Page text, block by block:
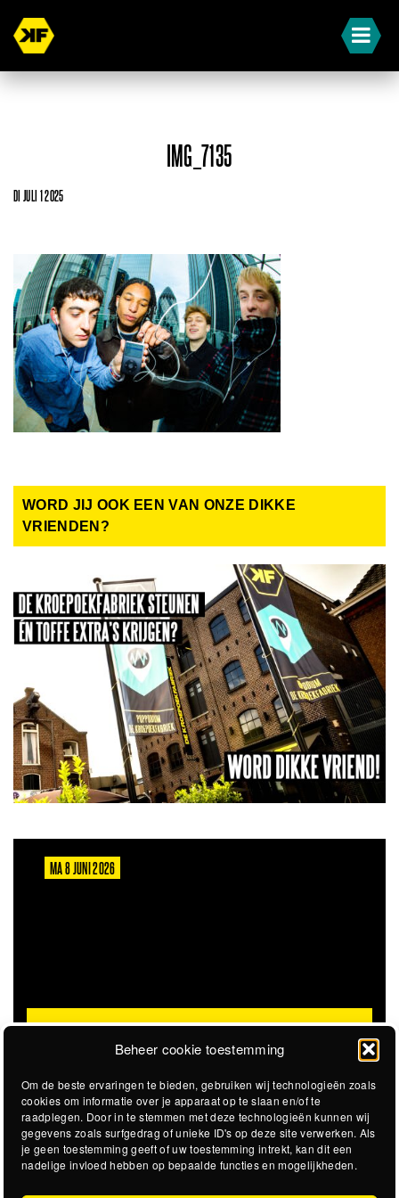
Beheer cookie toestemming
Om de beste ervaringen te bieden, gebruiken wij technologieën zoals
cookies om informatie over je apparaat op te slaan en/of te
raadplegen. Door in te stemmen met deze technologieën kunnen wij
gegevens zoals surfgedrag of unieke ID's op deze site verwerken. Als
je geen toestemming geeft of uw toestemming intrekt, kan dit een
nadelige invloed hebben op bepaalde functies en mogelijkheden.
IMG_7135
DI JULI 1 2025
WORD JIJ OOK EEN VAN ONZE DIKKE
VRIENDEN?
MA 8 JUNI 2026